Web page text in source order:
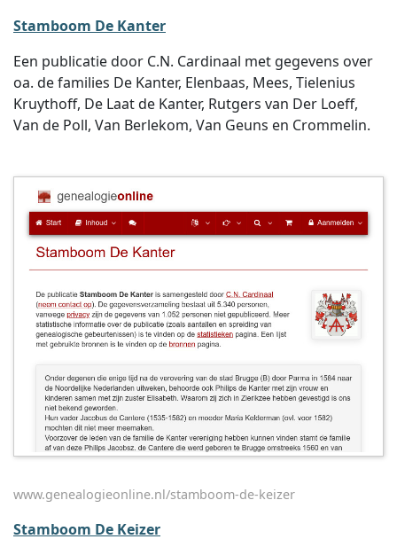
Stamboom De Kanter
Een publicatie door C.N. Cardinaal met gegevens over
oa. de families De Kanter, Elenbaas, Mees, Tielenius
Kruythoff, De Laat de Kanter, Rutgers van Der Loeff,
Van de Poll, Van Berlekom, Van Geuns en Crommelin.
www.genealogieonline.nl/stamboom-de-keizer
Stamboom De Keizer